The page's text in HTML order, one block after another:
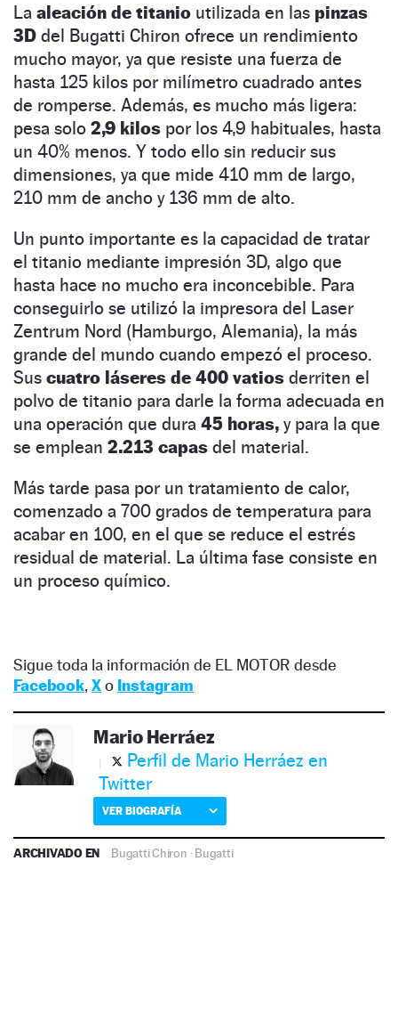
La aleación de titanio utilizada en las pinzas
3D del Bugatti Chiron ofrece un rendimiento
mucho mayor, ya que resiste una fuerza de
hasta 125 kilos por milímetro cuadrado antes
de romperse. Además, es mucho más ligera:
pesa solo 2,9 kilos por los 4,9 habituales, hasta
un 40% menos. Y todo ello sin reducir sus
dimensiones, ya que mide 410 mm de largo,
210 mm de ancho y 136 mm de alto.
Un punto importante es la capacidad de tratar
el titanio mediante impresión 3D, algo que
hasta hace no mucho era inconcebible. Para
conseguirlo se utilizó la impresora del Laser
Zentrum Nord (Hamburgo, Alemania), la más
grande del mundo cuando empezó el proceso.
Sus cuatro láseres de 400 vatios derriten el
polvo de titanio para darle la forma adecuada en
una operación que dura 45 horas, y para la que
se emplean 2.213 capas del material.
Más tarde pasa por un tratamiento de calor,
comenzado a 700 grados de temperatura para
acabar en 100, en el que se reduce el estrés
residual de material. La última fase consiste en
un proceso químico.
Sigue toda la información de EL MOTOR desde
Facebook, Xo Instagram
Mario Herráez
Perfil de Mario Herráez en
Twitter
VER BIOGRAFÍA
ARCHIVADO EN Bugatti Chiron ·Bugatti